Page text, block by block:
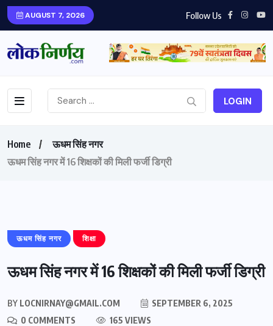
AUGUST 7, 2026 Follow Us
LOGIN
Home
ऊधम सिंह नगर
ऊधम सिंह नगर में 16 शिक्षकों की मिली फर्जी डिग्री
ऊधम सिंह नगर शिक्षा
ऊधम सिंह नगर में 16 शिक्षकों की मिली फर्जी डिग्री
BY LOCNIRNAY@GMAIL.COM
SEPTEMBER 6, 2025
0 COMMENTS
165 VIEWS